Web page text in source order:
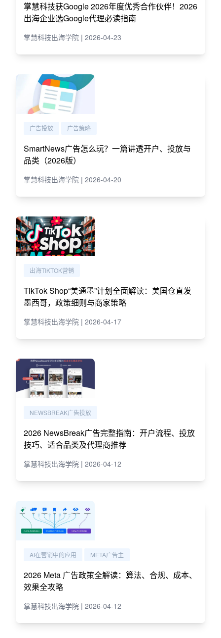
掌慧科技获Google 2026年度优秀合作伙伴！2026
出海企业选Google代理必读指南
掌慧科技出海学院 | 2026-04-23
广告投放 广告策略
SmartNews广告怎么玩？一篇讲透开户、投放与
品类（2026版）
掌慧科技出海学院 | 2026-04-20
出海TIKTOK营销
TikTok Shop“美通墨”计划全面解读：美国仓直发
墨西哥，政策细则与商家策略
掌慧科技出海学院 | 2026-04-17
NEWSBREAK广告投放
2026 NewsBreak广告完整指南：开户流程、投放
技巧、适合品类及代理商推荐
掌慧科技出海学院 | 2026-04-12
AI在营销中的应用 META广告主
2026 Meta 广告政策全解读：算法、合规、成本、
效果全攻略
掌慧科技出海学院 | 2026-04-12